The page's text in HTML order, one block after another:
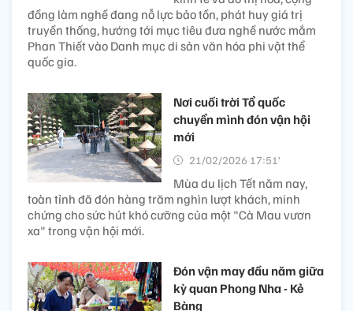
đồng làm nghề đang nỗ lực bảo tồn, phát huy giá trị
truyền thống, hướng tới mục tiêu đưa nghề nước mắm
Phan Thiết vào Danh mục di sản văn hóa phi vật thể
quốc gia.
Nơi cuối trời Tổ quốc
chuyển mình đón vận hội
mới
21/02/2026 17:51’
Mùa du lịch Tết năm nay,
toàn tỉnh đã đón hàng trăm nghìn lượt khách, minh
chứng cho sức hút khó cưỡng của một "Cà Mau vươn
xa" trong vận hội mới.
Đón vận may đầu năm giữa
kỳ quan Phong Nha - Kẻ
Bàng